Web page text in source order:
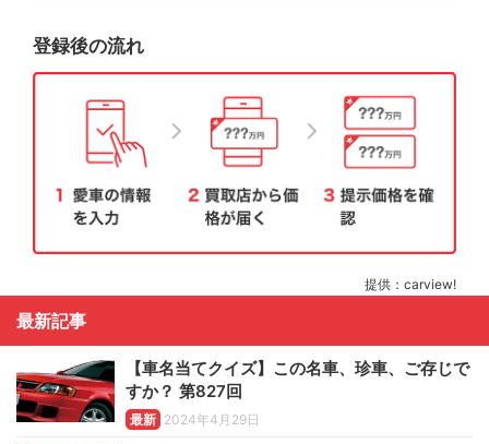
登録後の流れ
提供：carview!
最新記事
【車名当てクイズ】この名車、珍車、ご存じで
すか？ 第827回
最新 2024年4月29日